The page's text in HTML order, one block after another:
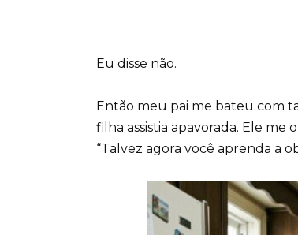
Eu disse não.
Então meu pai me bateu com
filha assistia apavorada. Ele me
“Talvez agora você aprenda a